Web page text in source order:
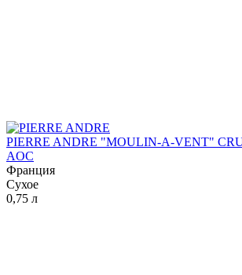
PIERRE ANDRE "MOULIN-A-VENT"
AOC
Франция
Сухое
0,75 л